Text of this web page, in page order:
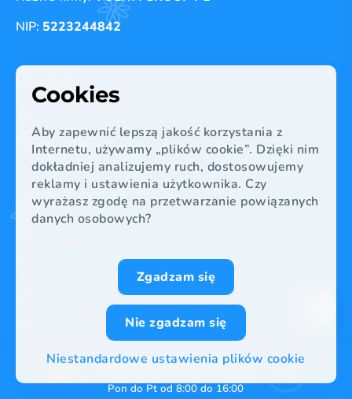
Potrzebujesz pomicy,ZADZWOŃ
+48 664 494 636
Pon do Pt od 8:00 do 16:00
NIP: 5223244842
Kontakt
info@volita.pl
Linki
Oszczędności
Blog
Cookies
Aby zapewnić lepszą jakość korzystania z
Internetu, używamy „plików cookie”. Dzięki nim
dokładniej analizujemy ruch, dostosowujemy
reklamy i ustawienia użytkownika. Czy
wyrażasz zgodę na przetwarzanie powiązanych
danych osobowych?
Zgadzam się
Nie zgadzam się
Niestandardowe ustawienia plików cookie